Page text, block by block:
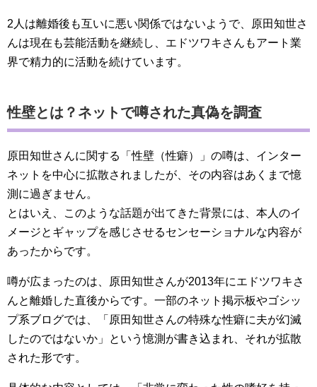
2人は離婚後も互いに悪い関係ではないようで、原田知世さ
んは現在も芸能活動を継続し、エドツワキさんもアート業
界で精力的に活動を続けています。
性壁とは？ネットで噂された真偽を調査
原田知世さんに関する「性壁（性癖）」の噂は、インター
ネットを中心に拡散されましたが、その内容はあくまで憶
測に過ぎません。
とはいえ、このような話題が出てきた背景には、本人のイ
メージとギャップを感じさせるセンセーショナルな内容が
あったからです。
噂が広まったのは、原田知世さんが2013年にエドツワキさ
んと離婚した直後からです。一部のネット掲示板やゴシッ
プ系ブログでは、「原田知世さんの特殊な性癖に夫が幻滅
したのではないか」という憶測が書き込まれ、それが拡散
された形です。